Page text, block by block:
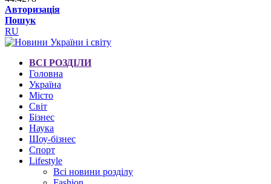
Авторизація
Пошук
RU
ВСІ РОЗДІЛИ
Головна
Україна
Місто
Світ
Бізнес
Наука
Шоу-бізнес
Спорт
Lifestyle
Всі новини розділу